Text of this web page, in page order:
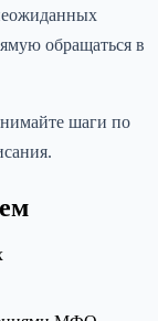
обращаться в
шаги по